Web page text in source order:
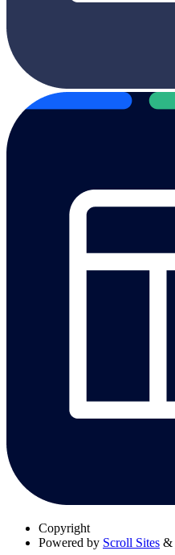
Copyright
Powered by Scroll Sites &